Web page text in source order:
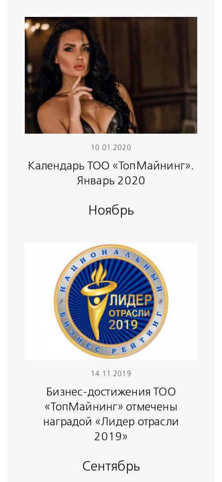
10.01.2020
Календарь ТОО «ТопМайнинг».
Январь 2020
Ноябрь
14.11.2019
Бизнес-достижения ТОО
«ТопМайнинг» отмечены
наградой «Лидер отрасли
2019»
Сентябрь